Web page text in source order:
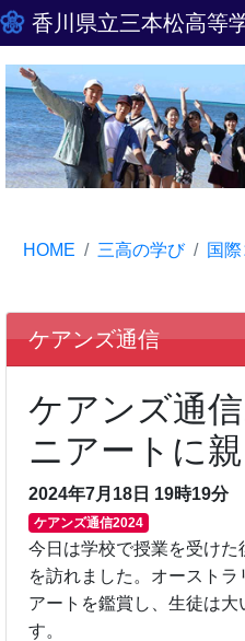
香川県立三本松高等
HOME 三高の学び 国
ケアンズ通信
ケアンズ通
ニアートに
2024年7月18日 19時19分
ケアンズ通信2024
今日は学校で授業を受け
を訪れました。オースト
アートを鑑賞し、生徒は
す。